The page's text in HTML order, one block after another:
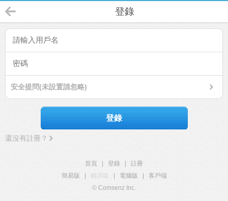
登錄
安全提問(未設置請忽略)
登錄
還沒有註冊？
首頁 登錄
註冊
簡易版
觸屏版 電腦版
客戶端
© Comsenz Inc.